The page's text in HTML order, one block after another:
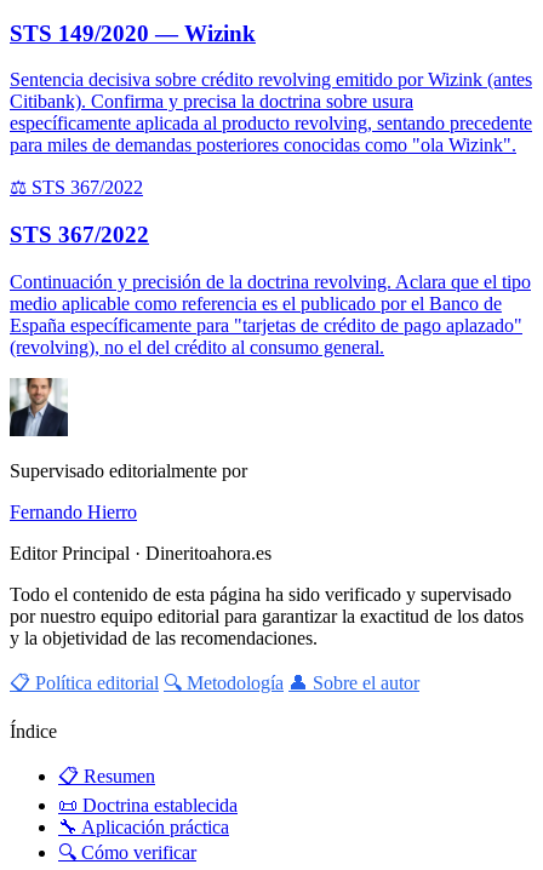
STS 149/2020 — Wizink
Sentencia decisiva sobre crédito revolving emitido por Wizink (antes
Citibank). Confirma y precisa la doctrina sobre usura
específicamente aplicada al producto revolving, sentando precedente
para miles de demandas posteriores conocidas como "ola Wizink".
⚖️ STS 367/2022
STS 367/2022
Continuación y precisión de la doctrina revolving. Aclara que el tipo
medio aplicable como referencia es el publicado por el Banco de
España específicamente para "tarjetas de crédito de pago aplazado"
(revolving), no el del crédito al consumo general.
Supervisado editorialmente por
Fernando Hierro
Editor Principal · Dineritoahora.es
Todo el contenido de esta página ha sido verificado y supervisado
por nuestro equipo editorial para garantizar la exactitud de los datos
y la objetividad de las recomendaciones.
📋 Política editorial 🔍 Metodología 👤 Sobre el autor
Índice
📋 Resumen
📜 Doctrina establecida
🔧 Aplicación práctica
🔍 Cómo verificar